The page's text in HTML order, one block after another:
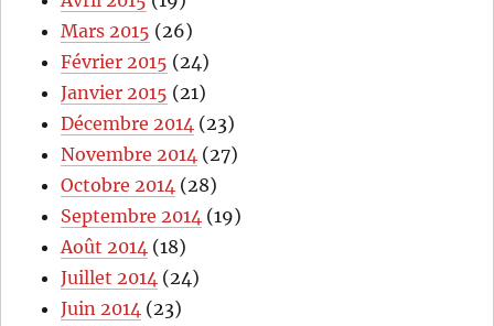
Mars 2015 (26)
Février 2015 (24)
Janvier 2015 (21)
Décembre 2014 (23)
Novembre 2014 (27)
Octobre 2014 (28)
Septembre 2014 (19)
Août 2014 (18)
Juillet 2014 (24)
Juin 2014 (23)